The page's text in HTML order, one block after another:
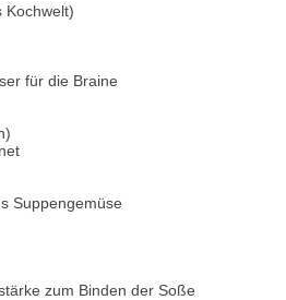
Kochwelt)
für die Braine
Suppengemüse
zum Binden der Soße